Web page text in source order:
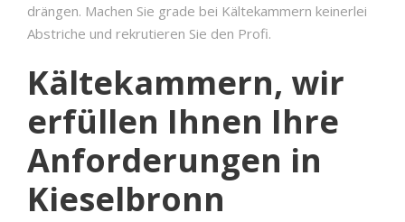
drängen. Machen Sie grade bei Kältekammern keinerlei
Abstriche und rekrutieren Sie den Profi.
Kältekammern, wir
erfüllen Ihnen Ihre
Anforderungen in
Kieselbronn